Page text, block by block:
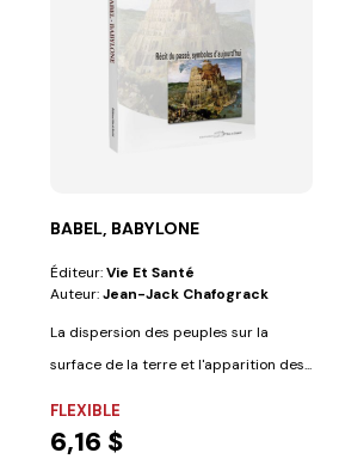
BABEL, BABYLONE
Éditeur:Vie Et Santé
Auteur:Jean-Jack Chafograck
La dispersion des peuples sur la
surface de la terre et l'apparition des...
FLEXIBLE
6,16 $